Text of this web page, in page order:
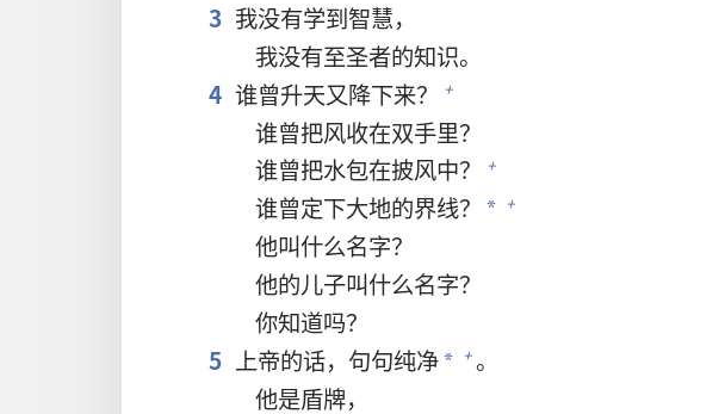
3 我没有学到智慧，
我没有至圣者的知识。
4 谁曾升天又降下来？ +
谁曾把风收在双手里？
谁曾把水包在披风中？
+
谁曾定下大地的界线？ * +
他叫什么名字？
他的儿子叫什么名字？
你知道吗？
5 上帝的话，句句纯净* + 。
他是盾牌，